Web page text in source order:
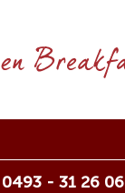
0493 - 31 26 06